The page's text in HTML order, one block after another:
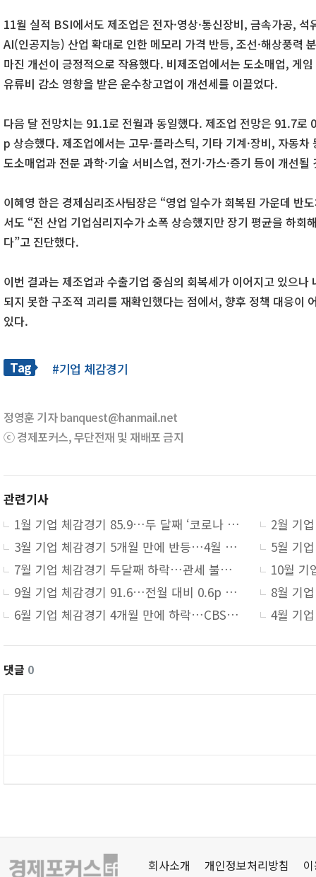
11월 실적 BSI에서도 제조업은 전자·영상·통신장비, 금속가공,
AI(인공지능) 산업 확대로 인한 메모리 가격 반등, 조선·해상풍력
마진 개선이 긍정적으로 작용했다. 비제조업에서는 도소매업, 게
유류비 감소 영향을 받은 운수창고업이 개선세를 이끌었다.
다음 달 전망치는 91.1로 전월과 동일했다. 제조업 전망은 91.7
p 상승했다. 제조업에서는 고무·플라스틱, 기타 기계·장비, 자동
도소매업과 전문 과학·기술 서비스업, 전기·가스·증기 등이 개선
이혜영 한은 경제심리조사팀장은 “영업 일수가 회복된 가운데 반
서도 “전 산업 기업심리지수가 소폭 상승했지만 장기 평균을 하회
다”고 진단했다.
이번 결과는 제조업과 수출기업 중심의 회복세가 이어지고 있으
되지 못한 구조적 괴리를 재확인했다는 점에서, 향후 정책 대응이
있다.
Tag #기업 체감경기
정영훈 기자 banquest@hanmail.net
ⓒ 경제포커스, 무단전재 및 재배포 금지
관련기사
1월 기업 체감경기 85.9…두 달째 ‘코로나 이후 최저치’
2월 기
3월 기업 체감경기 5개월 만에 반등…4월 전망은 악화
7월 기업 체감경기 두달째 하락…관세 불확실성 영향
9월 기업 체감경기 91.6…전월 대비 0.6p 상승
6월 기업 체감경기 4개월 만에 하락…CBSI 90.2
댓글 0
회사소개 개인정보처리방침